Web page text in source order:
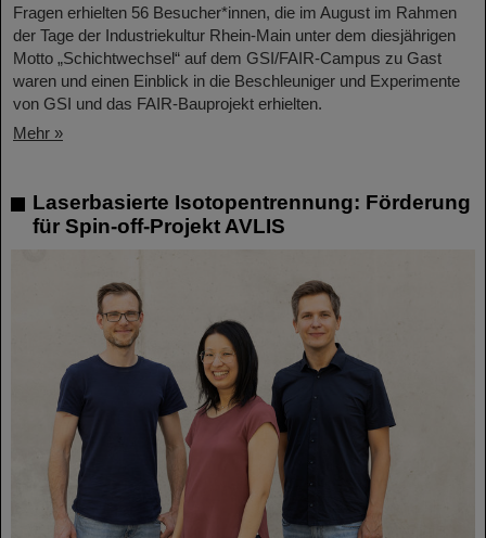
Fragen erhielten 56 Besucher*innen, die im August im Rahmen
der Tage der Industriekultur Rhein-Main unter dem diesjährigen
Motto „Schichtwechsel“ auf dem GSI/FAIR-Campus zu Gast
waren und einen Einblick in die Beschleuniger und Experimente
von GSI und das FAIR-Bauprojekt erhielten.
Mehr »
Laserbasierte Isotopentrennung: Förderung
für Spin-off-Projekt AVLIS